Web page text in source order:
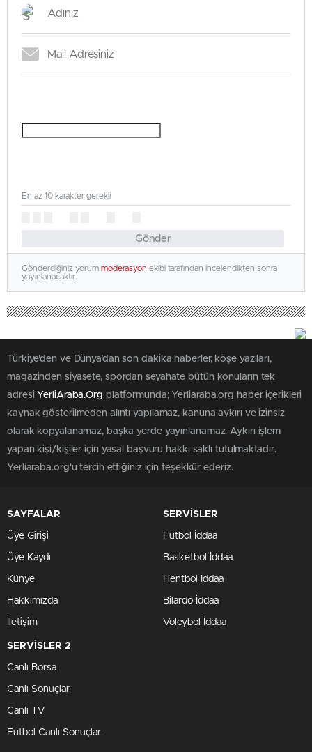
Gönder
En az 10 karakter gerekli
Gönderdiğiniz yorum moderasyon ekibi tarafından incelendikten sonra
yayınlanacaktır.
Türkiye'den ve Dünya’dan son dakika haberler, köşe yazıları,
magazinden siyasete, spordan seyahate bütün konuların tek
adresi YerliAraba.Org platformunda; Yerliaraba.org haber içerikleri
kaynak gösterilmeden alıntı yapılamaz, kanuna aykırı ve izinsiz
olarak kopyalanamaz, başka yerde yayınlanamaz. Aykırı işlem
yapan kişi/kişiler için yasal başvuru hakkı saklı tutulmaktadır.
Yerliaraba.org'u tercih ettiğiniz için teşekkür ederiz.
SAYFALAR
Üye Girişi
Üye Kaydı
Künye
Hakkımızda
İletişim
SERVİSLER
Futbol İddaa
Basketbol İddaa
Hentbol İddaa
Bilardo İddaa
Voleybol İddaa
SERVİSLER 2
Canlı Borsa
Canlı Sonuçlar
Canlı TV
Futbol Canlı Sonuçlar